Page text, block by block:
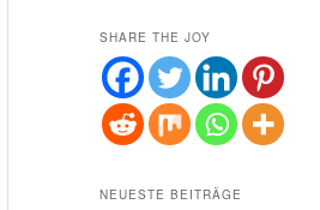
SHARE THE JOY
NEUESTE BEITRÄGE